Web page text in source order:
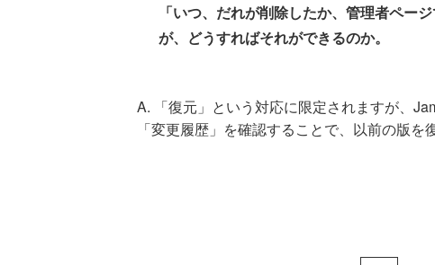
「いつ、だれが削除したか、管理者ペー
が、どうすればそれができるのか。
A.
「復元」という対応に限定されますが、
「変更履歴」を確認することで、以前の版を